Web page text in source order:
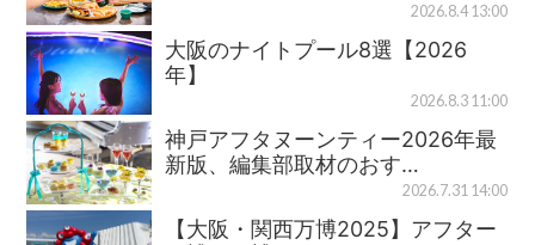
2026.8.4 13:00
大阪のナイトプール8選【2026
年】
2026.8.3 11:00
神戸アフタヌーンティー2026年最
新版、編集部取材のおす…
2026.7.31 14:00
【大阪・関西万博2025】アフター